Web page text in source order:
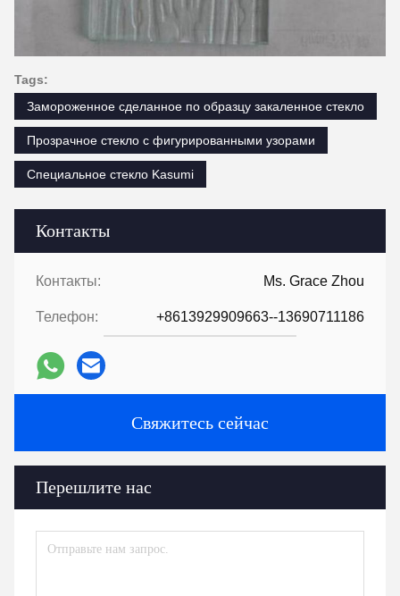
Контакты
Контакты: Ms. Grace Zhou
Телефон: +8613929909663--13690711186
Свяжитесь сейчас
Перешлите нас
Tags:
Замороженное сделанное по образцу закаленное стекло
Прозрачное стекло с фигурированными узорами
Специальное стекло Kasumi